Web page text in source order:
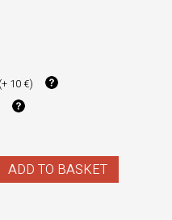
10 €)
ADD TO BASKET